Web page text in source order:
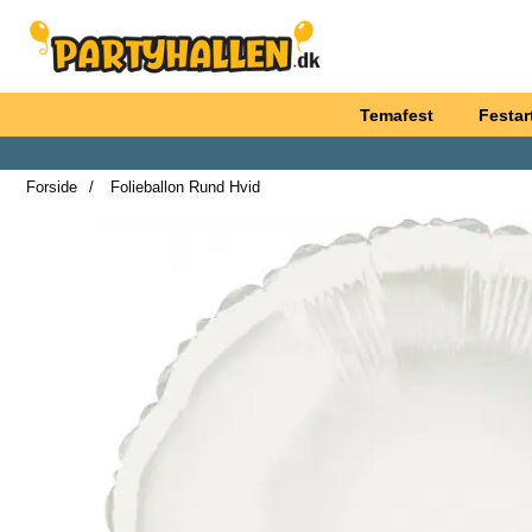
Startside for Partyhallen AB
Temafest
Forside
Folieballon Rund Hvid